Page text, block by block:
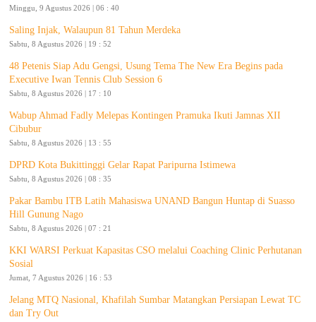
Minggu, 9 Agustus 2026 | 06 : 40
Saling Injak, Walaupun 81 Tahun Merdeka
Sabtu, 8 Agustus 2026 | 19 : 52
48 Petenis Siap Adu Gengsi, Usung Tema The New Era Begins pada
Executive Iwan Tennis Club Session 6
Sabtu, 8 Agustus 2026 | 17 : 10
Wabup Ahmad Fadly Melepas Kontingen Pramuka Ikuti Jamnas XII
Cibubur
Sabtu, 8 Agustus 2026 | 13 : 55
DPRD Kota Bukittinggi Gelar Rapat Paripurna Istimewa
Sabtu, 8 Agustus 2026 | 08 : 35
Pakar Bambu ITB Latih Mahasiswa UNAND Bangun Huntap di Suasso
Hill Gunung Nago
Sabtu, 8 Agustus 2026 | 07 : 21
KKI WARSI Perkuat Kapasitas CSO melalui Coaching Clinic Perhutanan
Sosial
Jumat, 7 Agustus 2026 | 16 : 53
Jelang MTQ Nasional, Khafilah Sumbar Matangkan Persiapan Lewat TC
dan Try Out